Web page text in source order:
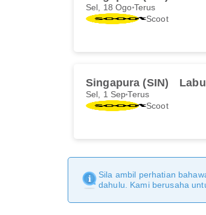
Sel, 18 Ogo Terus
Scoot
Singapura (SIN)
Sel, 1 SepTerus
Scoot
Sila ambil perhatian
dahulu. Kami berusaha